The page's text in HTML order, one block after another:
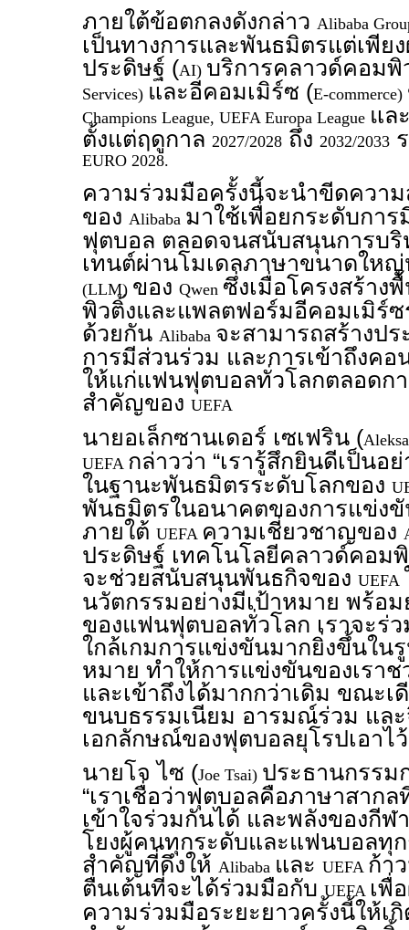
ภายใต้ข้อตกลงดังกล่าว Alibaba
เป็นทางการและพันธมิตรแต่เพีย
ประดิษฐ์ (AI) บริการคลาวด์คอมพิ
Services) และอีคอมเมิร์ซ (E-commerce)
Champions League, UEFA Europa League แล
ตั้งแต่ฤดูกาล 2027/2028 ถึง 2032/2033
EURO 2028.
ความร่วมมือครั้งนี้จะนำขีดควา
ของ Alibaba มาใช้เพื่อยกระดับกา
ฟุตบอล ตลอดจนสนับสนุนการบ
เทนต์ผ่านโมเดลภาษาขนาดให
(LLM) ของ Qwen ซึ่งเมื่อโครงสร้า
พิวติ้งและแพลตฟอร์มอีคอมเมิร์ซ
ด้วยกัน Alibaba จะสามารถสร้างป
การมีส่วนร่วม และการเข้าถึงค
ให้แก่แฟนฟุตบอลทั่วโลกตลอดก
สำคัญของ UEFA
นายอเล็กซานเดอร์ เซเฟริน (
UEFA กล่าวว่า “เรารู้สึกยินดีเป็นอ
ในฐานะพันธมิตรระดับโลกของ
พันธมิตรในอนาคตของการแข่ง
ภายใต้ UEFA ความเชี่ยวชาญของ
ประดิษฐ์ เทคโนโลยีคลาวด์คอม
จะช่วยสนับสนุนพันธกิจของ UEFA
นวัตกรรมอย่างมีเป้าหมาย พร้อ
ของแฟนฟุตบอลทั่วโลก เราจะร่
ใกล้เกมการแข่งขันมากยิ่งขึ้นใ
หมาย ทำให้การแข่งขันของเรา
และเข้าถึงได้มากกว่าเดิม ขณะเ
ขนบธรรมเนียม อารมณ์ร่วม แ
เอกลักษณ์ของฟุตบอลยุโรปเอาไ
นายโจ ไซ (Joe Tsai) ประธานกรรม
“เราเชื่อว่าฟุตบอลคือภาษาสาก
เข้าใจร่วมกันได้ และพลังของกี
โยงผู้คนทุกระดับและแฟนบอลทุ
สำคัญที่ดึงให้ Alibaba และ UEFA ก้า
ตื่นเต้นที่จะได้ร่วมมือกับ UEFA เพื่
ความร่วมมือระยะยาวครั้งนี้ให้เ